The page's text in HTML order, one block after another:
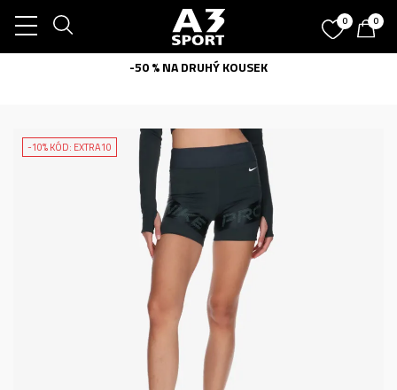
0 0
-50 % NA DRUHÝ KOUSEK
-10% KÓD: EXTRA10